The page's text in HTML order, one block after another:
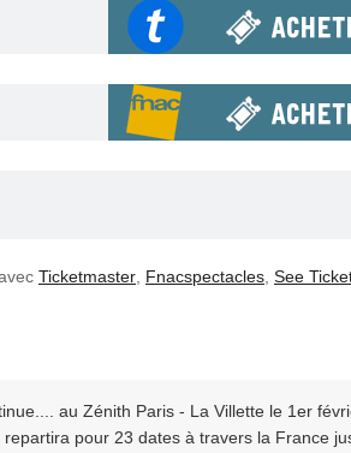
Ticketmaster Fnacspectacles See
au Zénith Paris - La Villette le 1er
pour 23 dates à travers la France